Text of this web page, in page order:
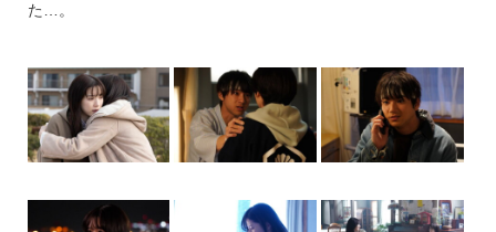
た…。